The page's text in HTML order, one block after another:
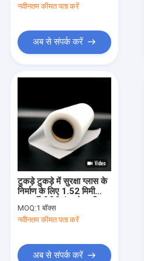
नवीनतम कीमत पता करें
अब से संपर्क करें
टुकड़े टुकड़े में सुरक्षा ग्लास के
निर्माण के लिए 1.52 मिमी
MOQ:1 बॉक्स
नवीनतम कीमत पता करें
अब से संपर्क करें